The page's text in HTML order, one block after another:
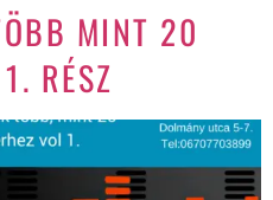
MINT 20
RÉSZ